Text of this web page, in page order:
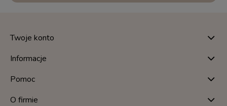
Twoje konto
Informacje
Pomoc
O firmie